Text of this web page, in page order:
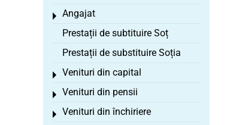
Angajat
Toggle menu
Prestații de subtituire Soț
Prestații de substituire Soția
Venituri din capital
Toggle menu
Venituri din pensii
Toggle menu
Venituri din închiriere
Toggle menu